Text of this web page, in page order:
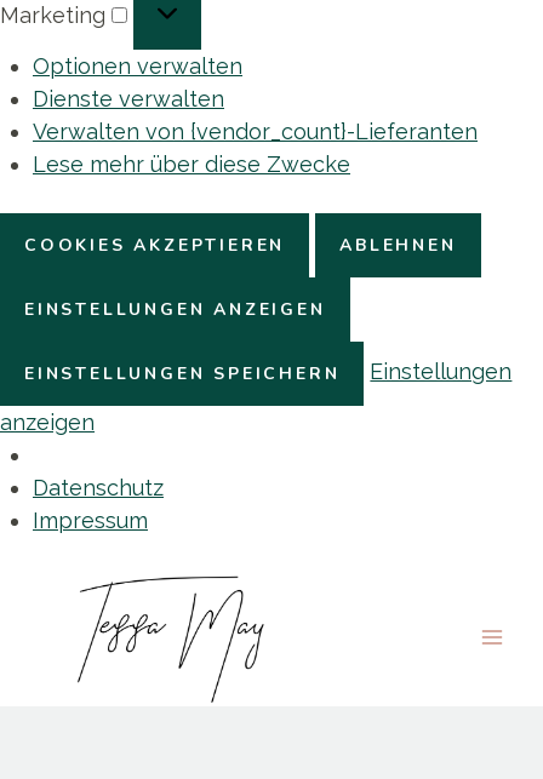
Marketing
Optionen verwalten
Dienste verwalten
Verwalten von {vendor_count}-Lieferanten
Lese mehr über diese Zwecke
COOKIES AKZEPTIEREN ABLEHNEN
EINSTELLUNGEN ANZEIGEN
EINSTELLUNGEN SPEICHERN
Einstellungen
anzeigen
Datenschutz
Impressum
springen